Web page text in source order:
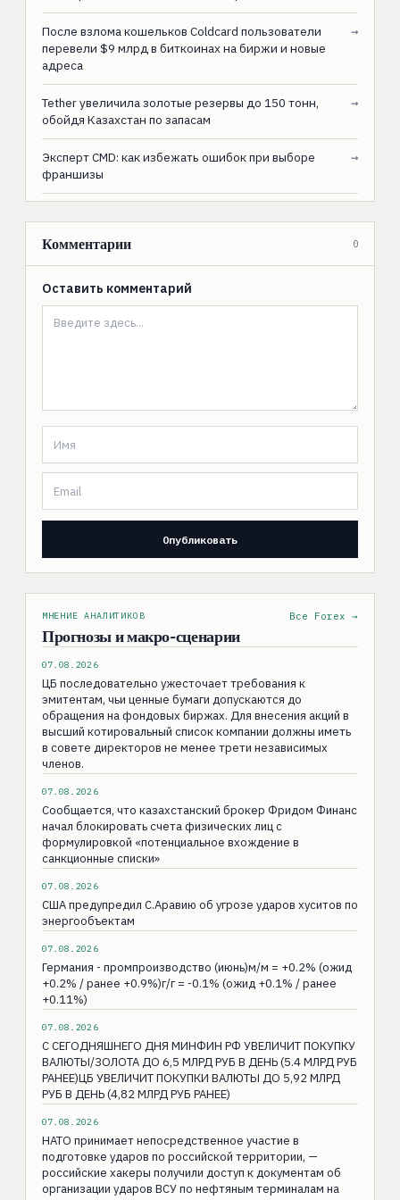
После взлома кошельков Coldcard пользователи
перевели $9 млрд в биткоинах на биржи и новые
адреса
→
Tether увеличила золотые резервы до 150 тонн,
обойдя Казахстан по запасам
→
Эксперт CMD: как избежать ошибок при выборе
франшизы
→
Комментарии 0
Оставить комментарий
МНЕНИЕ АНАЛИТИКОВ
Прогнозы и макро-сценарии
Все Forex →
07.08.2026
ЦБ последовательно ужесточает требования к
эмитентам, чьи ценные бумаги допускаются до
обращения на фондовых биржах. Для внесения акций в
высший котировальный список компании должны иметь
в совете директоров не менее трети независимых
членов.
07.08.2026
Сообщается, что казахстанский брокер Фридом Финанс
начал блокировать счета физических лиц с
формулировкой «потенциальное вхождение в
санкционные списки»
07.08.2026
США предупредил С.Аравию об угрозе ударов хуситов по
энергообъектам
07.08.2026
Германия - промпроизводство (июнь)м/м = +0.2% (ожид
+0.2% / ранее +0.9%)г/г = -0.1% (ожид +0.1% / ранее
+0.11%)
07.08.2026
С СЕГОДНЯШНЕГО ДНЯ МИНФИН РФ УВЕЛИЧИТ ПОКУПКУ
ВАЛЮТЫ/ЗОЛОТА ДО 6,5 МЛРД РУБ В ДЕНЬ (5.4 МЛРД РУБ
РАНЕЕ)ЦБ УВЕЛИЧИТ ПОКУПКИ ВАЛЮТЫ ДО 5,92 МЛРД
РУБ В ДЕНЬ (4,82 МЛРД РУБ РАНЕЕ)
07.08.2026
НАТО принимает непосредственное участие в
подготовке ударов по российской территории, —
российские хакеры получили доступ к документам об
организации ударов ВСУ по нефтяным терминалам на